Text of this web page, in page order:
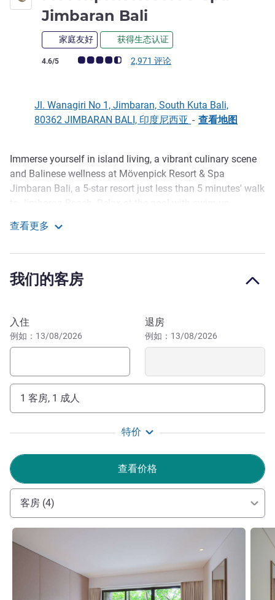
Jimbaran Bali
家庭友好 获得生态认证
客户意见评级 (ALL 评级)
4.6/5 2,971 评论
Jl. Wanagiri No 1, Jimbaran, South Kuta Bali,
80362 JIMBARAN BALI, 印度尼西亚 - 查看地图
描述
Immerse yourself in island living, a vibrant culinary scene
and Balinese wellness at Mövenpick Resort & Spa
Jimbaran Bali, a 5-star resort just less than 5 minutes' walk
resort. Stroll at Samasta Lifestyle Village while your
Nestled in the heart of Jimbaran, Mövenpick Resort & Spa
and family-friendly experiences. Located near the famous
Jimbaran Beach and directly connected to Samasta
Lifestyle Village, the resort features spacious
at Arkipela Spa, and diverse dining options. Guests can
enjoy Mövenpick's signature hospitality while exploring the
charm of Bali.
Perfectly located in vibrant Nusa Dua, the hotel is steps
attractions, and family развлечments, offering effortless
access to the island's best experiences and discoveries.
Our aim is to make travelling with children both easy and
pleasurable, allowing families to create wonderful new
memories together. We want to make our resort as the
ultimate destination for families, while also showcasing
Balinese culture to the world.
Jan Kroeckel 酒店管理
查看更多
我们的客房
预订此酒店
入住
例如：13/08/2026
退房
例如：13/08/2026
1 客房, 1 成人
特价
查看价格
客房 (4)
请参阅详情 请参